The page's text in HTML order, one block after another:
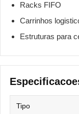
Racks FIFO
Carrinhos
Estruturas para
Tipo